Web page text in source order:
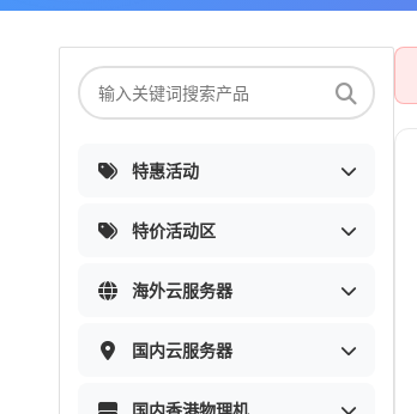
特惠活动
特价活动区
海外云服务器
国内云服务器
国内香港物理机